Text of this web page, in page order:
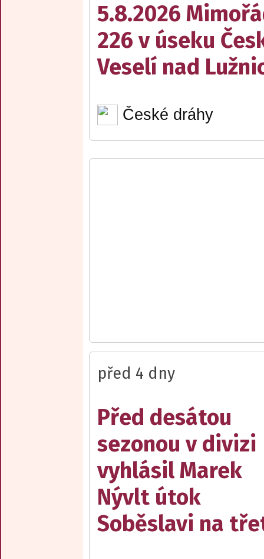
5.8.2026
226 v úseku
Veselí nad
České dráhy
před 4 dny
Před desátou
sezonou v divizi
vyhlásil Marek
Nývlt útok
Soběslavi na